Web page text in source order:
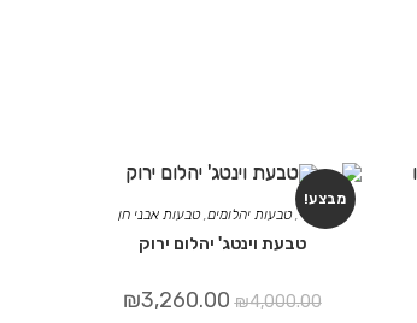
מבצע!
כללי,טבעות יהלומים,טבעות אבני חן
טבעת וינטג' יהלום ירוק
₪4,000.00
₪3,260.00